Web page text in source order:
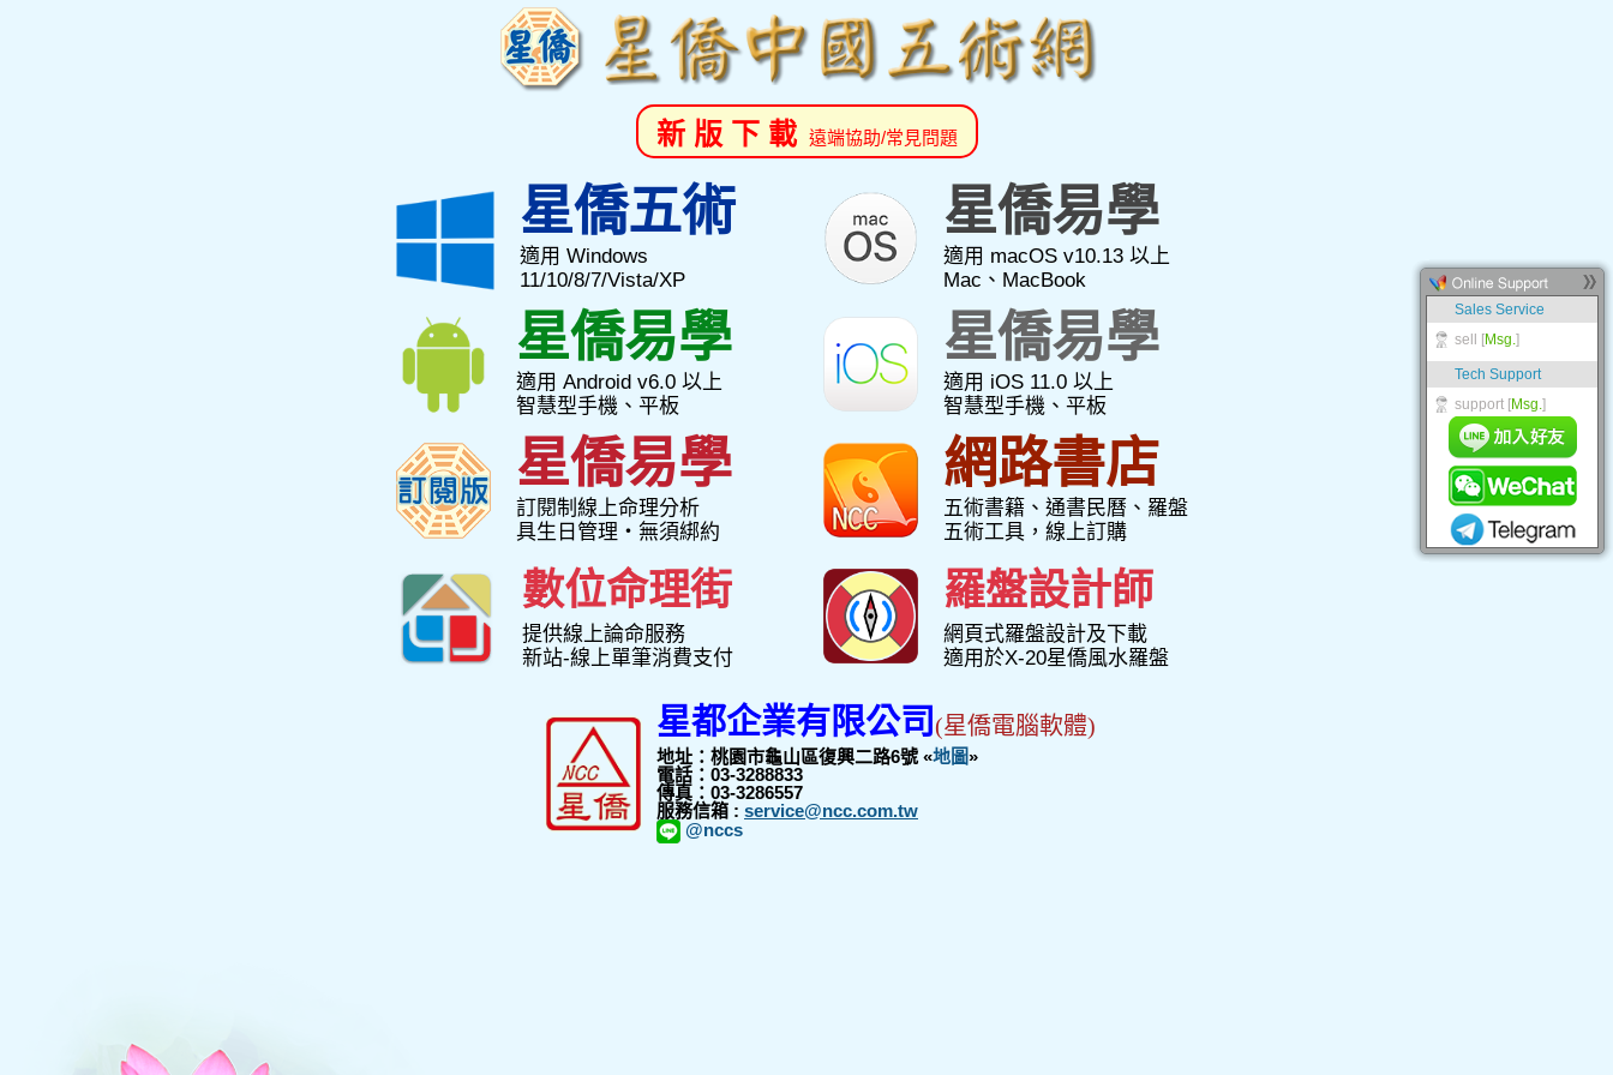
新 版 下 載 遠端協助/常見問題
星僑五術
適用 Windows
11/10/8/7/Vista/XP
星僑易學
適用 macOS v10.13 以上
Mac、MacBook
星僑易學
適用 Android v6.0 以上
智慧型手機、平板
星僑易學
適用 iOS 11.0 以上
智慧型手機、平板
星僑易學
訂閱制線上命理分析
具生日管理‧無須綁約
網路書店
五術書籍、通書民曆、羅盤
五術工具，線上訂購
數位命理街
提供線上論命服務
新站-線上單筆消費支付
羅盤設計師
網頁式羅盤設計及下載
適用於X-20星僑風水羅盤
星都企業有限公司 (星僑電腦軟體)
地址：桃園市龜山區復興二路6號 «地圖»
電話：03-3288833
傳真：03-3286557
服務信箱 : service@ncc.com.tw
@nccs